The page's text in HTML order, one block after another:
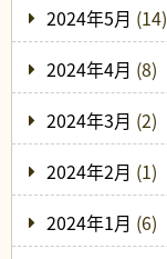
2024年5月 (14)
2024年4月 (8)
2024年3月 (2)
2024年2月 (1)
2024年1月 (6)